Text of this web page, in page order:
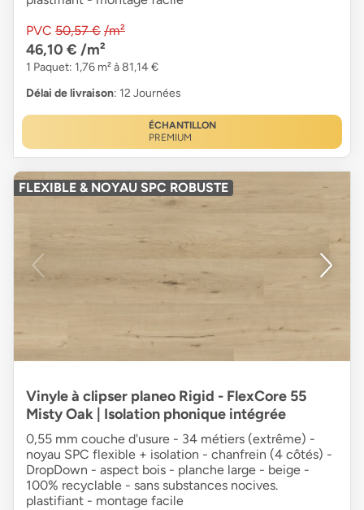
PVC 50,57 € /m²
46,10 € /m²
1 Paquet: 1,76 m² à 81,14 €
Délai de livraison: 12 Journées
ÉCHANTILLON
PREMIUM
FLEXIBLE & NOYAU SPC ROBUSTE
Vinyle à clipser planeo Rigid - FlexCore 55
Misty Oak | Isolation phonique intégrée
0,55 mm couche d'usure - 34 métiers (extrême) -
noyau SPC flexible + isolation - chanfrein (4 côtés) -
DropDown - aspect bois - planche large - beige -
100% recyclable - sans substances nocives.
plastifiant - montage facile